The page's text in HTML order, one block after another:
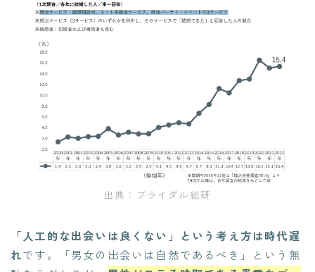
出典：ブライダル総研
「人工的な出会いは良くない」という考え方は時代遅
れです。「男女の出会いは自然であるべき」という無